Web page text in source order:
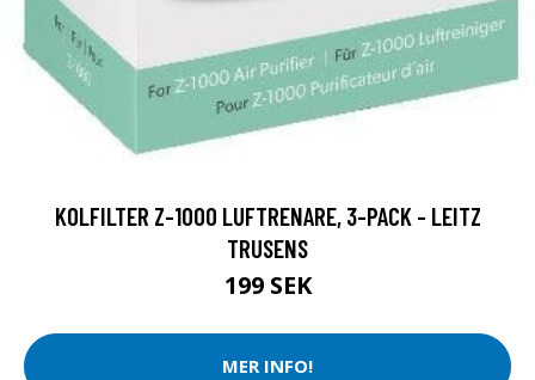
KOLFILTER Z-1000 LUFTRENARE, 3-PACK - LEITZ
TRUSENS
199 SEK
MER INFO!